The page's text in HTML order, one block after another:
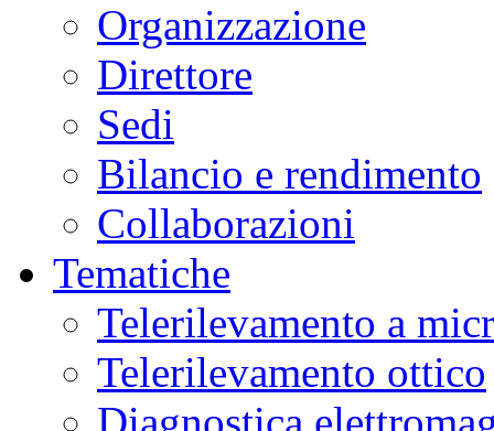
Organizzazione
Direttore
Sedi
Bilancio e rendimento
Collaborazioni
Tematiche
Telerilevamento a
Telerilevamento ottico